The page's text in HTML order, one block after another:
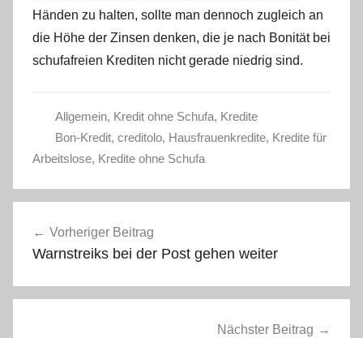
Händen zu halten, sollte man dennoch zugleich an
die Höhe der Zinsen denken, die je nach Bonität bei
schufafreien Krediten nicht gerade niedrig sind.
Allgemein, Kredit ohne Schufa, Kredite
Bon-Kredit, creditolo, Hausfrauenkredite, Kredite für
Arbeitslose, Kredite ohne Schufa
Vorheriger Beitrag
Warnstreiks bei der Post gehen weiter
Nächster Beitrag